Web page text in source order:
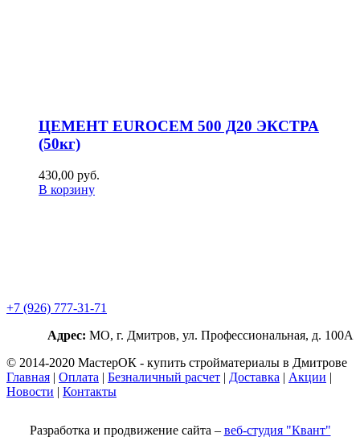
ЦЕМЕНТ EUROCEM 500 Д20 ЭКСТРА
(50кг)
430,00 руб.
В корзину
+7 (926) 777-31-71
Адрес: МО, г. Дмитров, ул. Профессиональная, д. 100А
© 2014-2020 МастерОК - купить стройматериалы в Дмитрове
Главная | Оплата | Безналичный расчет | Доставка | Акции |
Новости | Контакты
Разработка и продвижение сайта – веб-студия "Квант"